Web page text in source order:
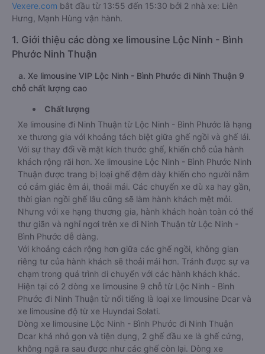
Vexere.com bắt đầu từ 13:55 đến 15:30 bởi 2 nhà xe: Liên
Hưng, Mạnh Hùng vận hành.
1. Giới thiệu các dòng xe limousine Lộc Ninh - Bình
Phước Ninh Thuận
a. Xe limousine VIP Lộc Ninh - Bình Phước đi Ninh Thuận 9
chỗ chất lượng cao
Chất lượng
Xe limousine đi Ninh Thuận từ Lộc Ninh - Bình Phước là hạng
xe thương gia với khoảng tách biệt giữa ghế ngồi và ghế lái.
Với sự thay đổi về mặt kích thước ghế, khiến chỗ của hành
khách rộng rãi hơn. Xe limousine Lộc Ninh - Bình Phước Ninh
Thuận được trang bị loại ghế đệm dày khiến cho người nằm
có cảm giác êm ái, thoải mái. Các chuyến xe dù xa hay gần,
thời gian ngồi ghế lâu cũng sẽ làm hành khách mệt mỏi.
Nhưng với xe hạng thương gia, hành khách hoàn toàn có thể
thư giãn và nghỉ ngơi trên xe đi Ninh Thuận từ Lộc Ninh -
Bình Phước dễ dàng.
Với khoảng cách rộng hơn giữa các ghế ngồi, không gian
riêng tư của hành khách sẽ thoải mái hơn. Tránh được sự va
chạm trong quá trình di chuyển với các hành khách khác.
Hiện tại có 2 dòng xe limousine 9 chỗ từ Lộc Ninh - Bình
Phước đi Ninh Thuận từ nổi tiếng là loại xe limousine Dcar và
xe limousine độ từ xe Huyndai Solati.
Dòng xe limousine Lộc Ninh - Bình Phước đi Ninh Thuận
Dcar khá nhỏ gọn và tiện dụng, 2 ghế đầu xe là ghế cứng,
không ngã ra sau được như các ghế còn lại. Dòng xe